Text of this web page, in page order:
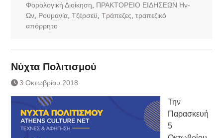
Φορολογική Διοίκηση
ΠΡΑΚΤΟΡΕΙΟ ΕΙΔΗΣΕΩΝ Ην-
Ων, Ρουμανία, Τζέρσεϋ Τράπεζες τραπεζικό
απόρρητο
Νύχτα Πολιτισμού
3 Οκτωβρίου 2018
Την
Παρασκευή
5